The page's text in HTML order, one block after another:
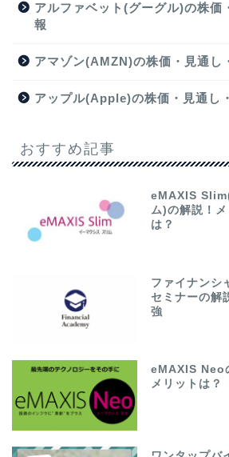
アルファベット(グーグル)の株価
報
アマゾン(AMZN)の株価・見通し
アップル(Apple)の株価・見通し
おすすめ記事
eMAXIS
ム)の解説！
は？
ファイナンシ
セミナーの解
強
eMAXIS Neo
メリットは？